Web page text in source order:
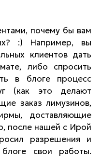
почему бы вам
:) Например, вы
клиентов дать
либо спросить
в блоге процесс
(как это делают
заказ лимузинов,
доставляющие
после нашей с Ирой
разрешения и
свои работы.